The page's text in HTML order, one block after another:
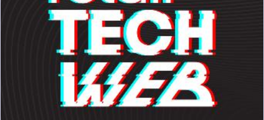
материалы
бизнес-центр